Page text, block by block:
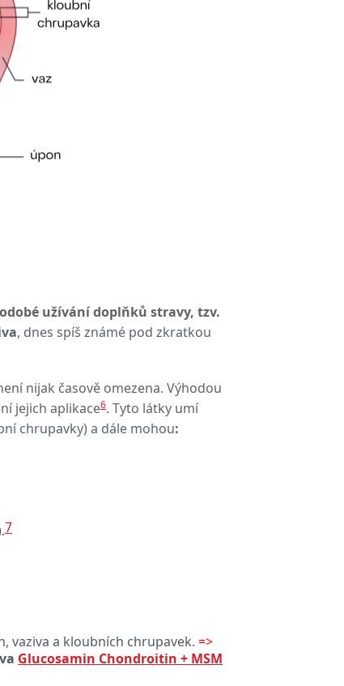
užívání doplňků stravy, tzv.
, dnes spíš známé pod zkratkou
nijak časově omezena. Výhodou
jejich aplikace6. Tyto látky umí
chrupavky) a dále mohou:
7
vaziva a kloubních chrupavek. =>
Glucosamin Chondroitin + MSM